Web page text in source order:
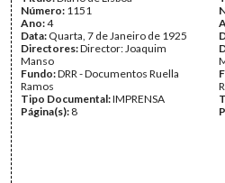
Número: 1151
Ano:4
Data: Quarta, 7 de Janeiro de 1925
Directores:Director: Joaquim
Manso
Fundo:DRR - Documentos Ruella
Ramos
Tipo Documental:IMPRENSA
Página(s): 8